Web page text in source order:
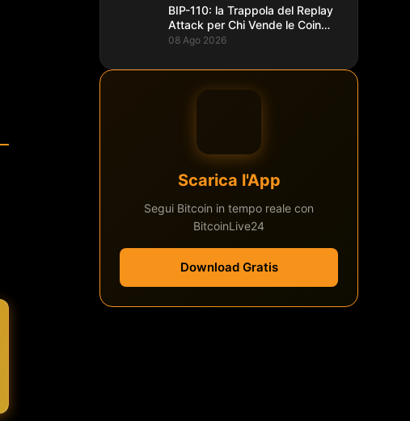
BIP-110: la Trappola del Replay
Attack per Chi Vende le Coin
del Fork
08 Ago 2026
Scarica l'App
Segui Bitcoin in tempo reale con
BitcoinLive24
Download Gratis